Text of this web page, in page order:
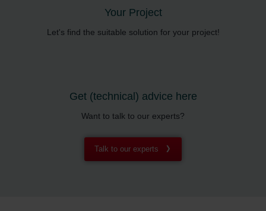
Your Project
Let's find the suitable solution for your project!
Get (technical) advice here
Want to talk to our experts?
Talk to our experts